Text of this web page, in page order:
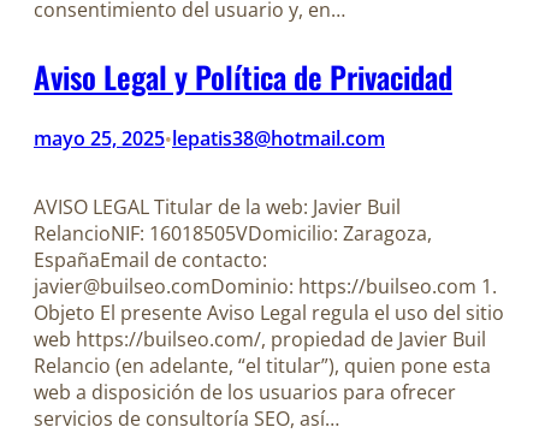
consentimiento del usuario y, en…
Aviso Legal y Política de Privacidad
mayo 25, 2025•lepatis38@hotmail.com
AVISO LEGAL Titular de la web: Javier Buil
RelancioNIF: 16018505VDomicilio: Zaragoza,
EspañaEmail de contacto:
javier@builseo.comDominio: https://builseo.com 1.
Objeto El presente Aviso Legal regula el uso del sitio
web https://builseo.com/, propiedad de Javier Buil
Relancio (en adelante, “el titular”), quien pone esta
web a disposición de los usuarios para ofrecer
servicios de consultoría SEO, así…